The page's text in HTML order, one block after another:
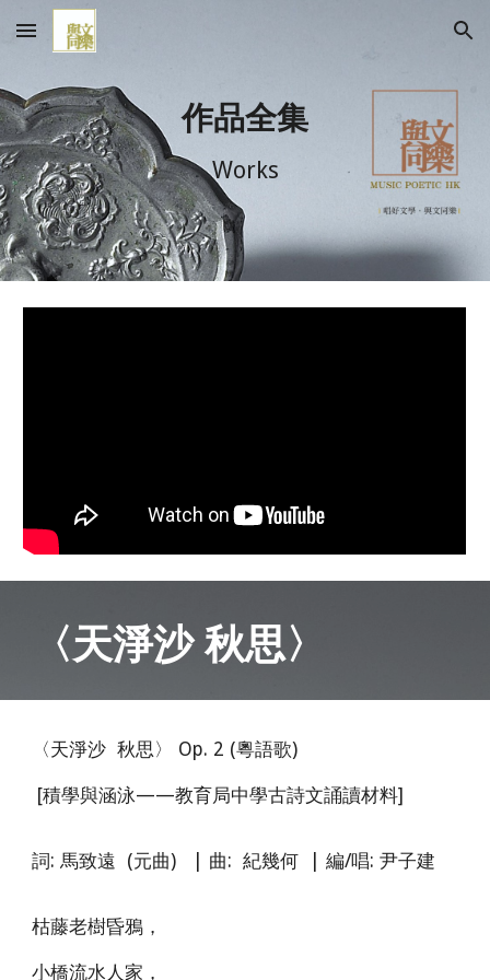
Skip to main content Skip to navigation
作品全集
Works
〈天淨沙 秋思〉
〈天淨沙 秋思〉 Op. 2 (粵語歌)
[積學與涵泳——教育局中學古詩文誦讀材料]
詞: 馬致遠 (元曲) 曲: 紀幾何 |編/唱: 尹子建
枯藤老樹昏鴉，
小橋流水人家，